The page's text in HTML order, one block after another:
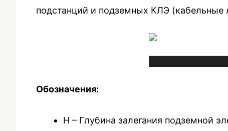
подстанций и подземных КЛЭ (кабельные
Обозначения:
H – Глубина залегания подземной